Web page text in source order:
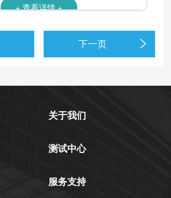
+ 查看详情 +
下一页
关于我们
测试中心
服务支持